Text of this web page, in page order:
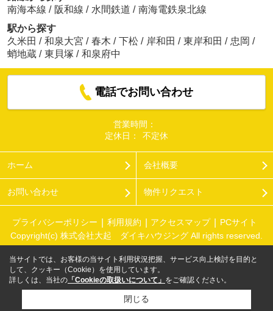
南海本線 / 阪和線 / 水間鉄道 / 南海電鉄泉北線
駅から探す
久米田 / 和泉大宮 / 春木 / 下松 / 岸和田 / 東岸和田 / 忠岡 /
蛸地蔵 / 東貝塚 / 和泉府中
電話でお問い合わせ
営業時間：
定休日：
不定休
ホーム 会社概要
お問い合わせ 物件リクエスト
プライバシーポリシー 利用規約 アクセスマップ
PCサイト
Copyright(c) 株式会社大起 ダイキハウジング All rights reserved.
当サイトでは、お客様の当サイト利用状況把握、サービス向上検討を目的と
して、クッキー（Cookie）を使用しています。
詳しくは、当社の 「Cookieの取扱いについて」 をご確認ください。
閉じる